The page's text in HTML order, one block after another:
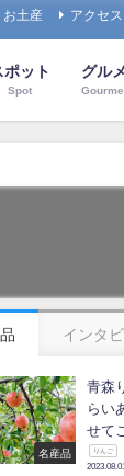
お土産 アクセス
ポット
Spot
グルメ
インタ
名産品
青森
らい
せて
りんご
2023.08.01